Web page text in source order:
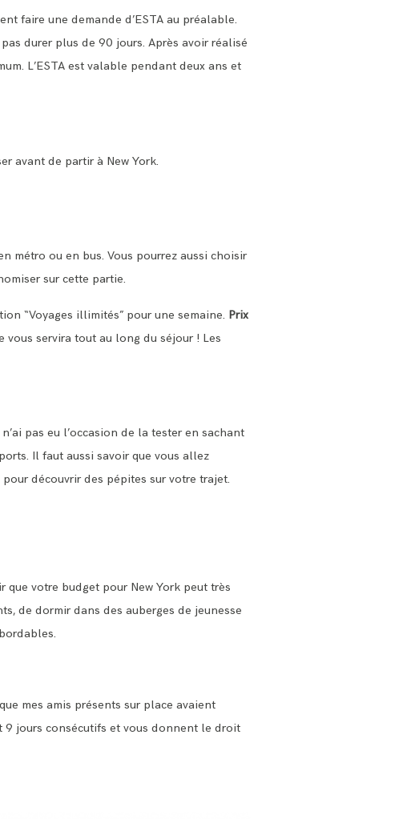
faire une demande d’ESTA au préalable.
durer plus de 90 jours. Après avoir réalisé
L’ESTA est valable pendant deux ans et
avant de partir à New York.
métro ou en bus. Vous pourrez aussi choisir
sur cette partie.
“Voyages illimités” pour une semaine. Prix
vous servira tout au long du séjour ! Les
pas eu l’occasion de la tester en sachant
Il faut aussi savoir que vous allez
découvrir des pépites sur votre trajet.
votre budget pour New York peut très
de dormir dans des auberges de jeunesse
mes amis présents sur place avaient
jours consécutifs et vous donnent le droit